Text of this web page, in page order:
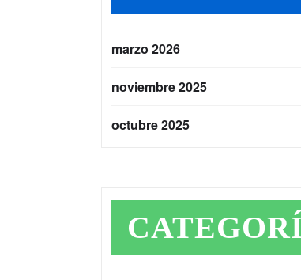
marzo 2026
noviembre 2025
octubre 2025